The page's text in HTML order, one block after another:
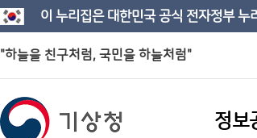
이 누리집은 대한민국 공식 전자정부 누
"하늘을 친구처럼, 국민을 하늘처럼"
정보